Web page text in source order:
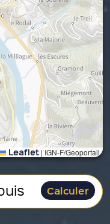
Leaflet | IGN-F/Geoportail
Calculer